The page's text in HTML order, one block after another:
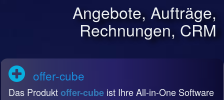
Angebote, Aufträge,
Rechnungen, CRM
offer-cube
Das Produktoffer-cube ist Ihre All-in-One Software